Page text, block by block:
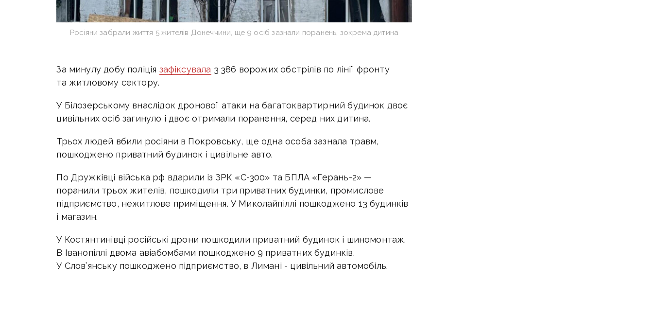
Росіяни забрали життя 5 жителів Донеччини, ще 9 осіб зазнали поранень, зокрема дитина
За минулу добу поліція зафіксувала 3 386 ворожих обстрілів по лінії фронту
та житловому сектору.
У Білозерському внаслідок дронової атаки на багатоквартирний будинок двоє
цивільних осіб загинуло і двоє отримали поранення, серед них дитина.
Трьох людей вбили росіяни в Покровську, ще одна особа зазнала травм,
пошкоджено приватний будинок і цивільне авто.
По Дружківці війська рф вдарили із ЗРК «С-300» та БПЛА «Герань-2» —
поранили трьох жителів, пошкодили три приватних будинки, промислове
підприємство, нежитлове приміщення. У Миколайпіллі пошкоджено 13 будинків
і магазин.
У Костянтинівці російські дрони пошкодили приватний будинок і шиномонтаж.
В Іванопіллі двома авіабомбами пошкоджено 9 приватних будинків.
У Слов’янську пошкоджено підприємство, в Лимані - цивільний автомобіль.